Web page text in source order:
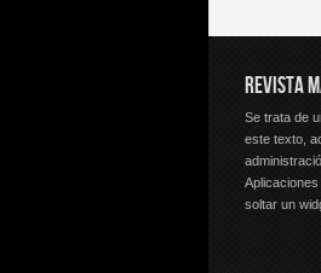
REVISTA
Se trata de
este texto,
soltar un